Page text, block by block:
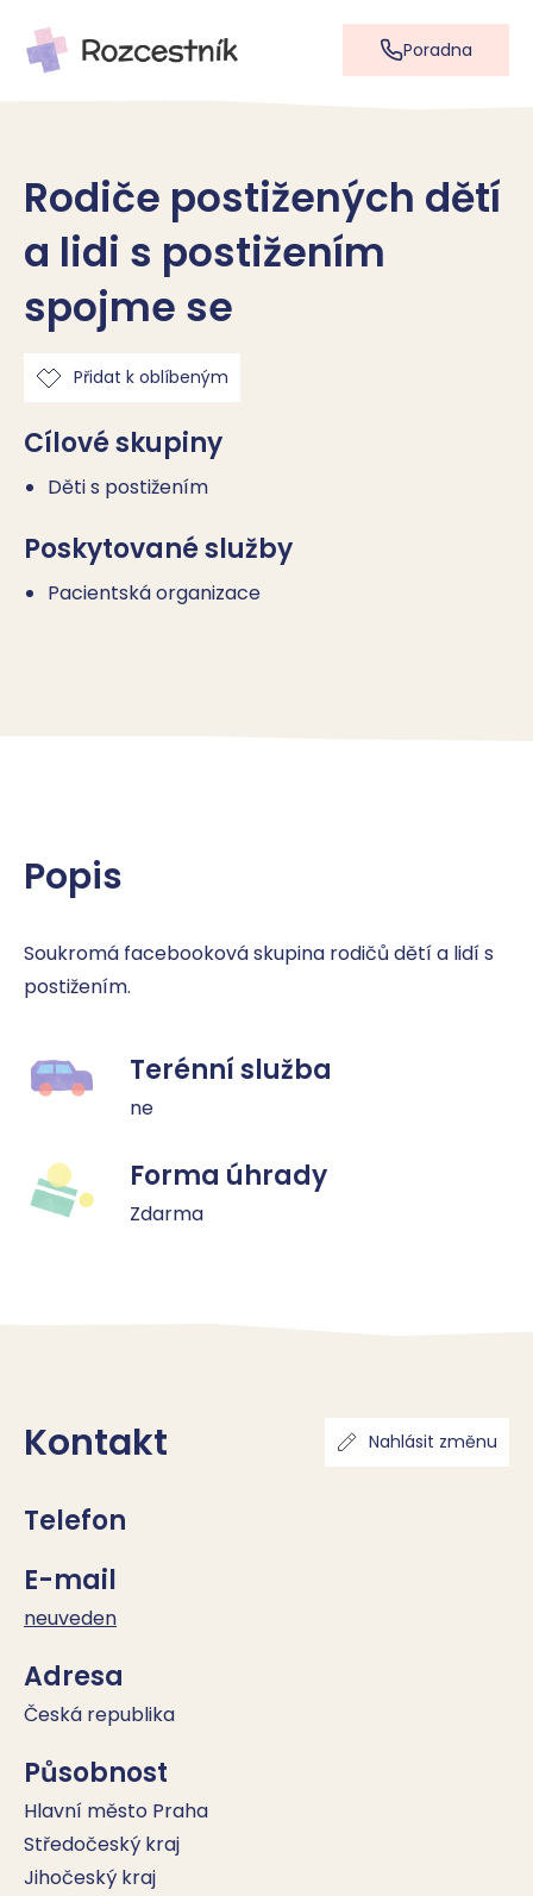
Poradna
Rodiče postižených dětí
a lidi s postižením
spojme se
Přidat k oblíbeným
Cílové skupiny
Děti s postižením
Poskytované služby
Pacientská organizace
Popis
Soukromá facebooková skupina rodičů dětí a lidí s
postižením.
Terénní služba
ne
Forma úhrady
Zdarma
Kontakt Nahlásit změnu
Telefon
E-mail
neuveden
Adresa
Česká republika
Působnost
Hlavní město Praha
Středočeský kraj
Jihočeský kraj